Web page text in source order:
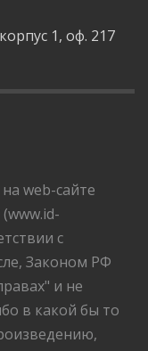
1, оф. 217
web-сайте
с
Законом РФ
и не
в какой бы то